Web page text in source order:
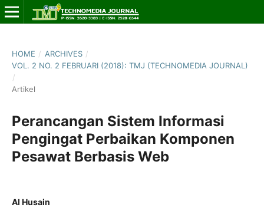
HOME / ARCHIVES /
VOL. 2 NO. 2 FEBRUARI (2018): TMJ (TECHNOMEDIA JOURNAL)
/
Artikel
Perancangan Sistem Informasi
Pengingat Perbaikan Komponen
Pesawat Berbasis Web
Al Husain